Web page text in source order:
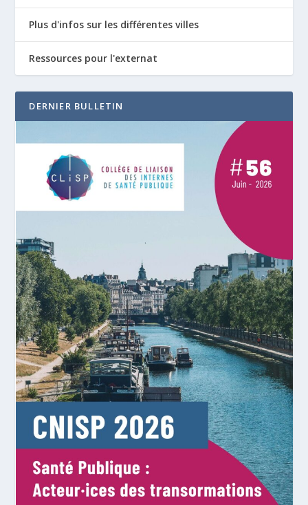
Plus d'infos sur les différentes villes
Ressources pour l'externat
DERNIER BULLETIN